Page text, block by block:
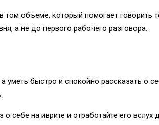
объеме, который помогает
а не до первого рабочего разговора.
быстро и спокойно рассказать о
себе на иврите и отработайте его